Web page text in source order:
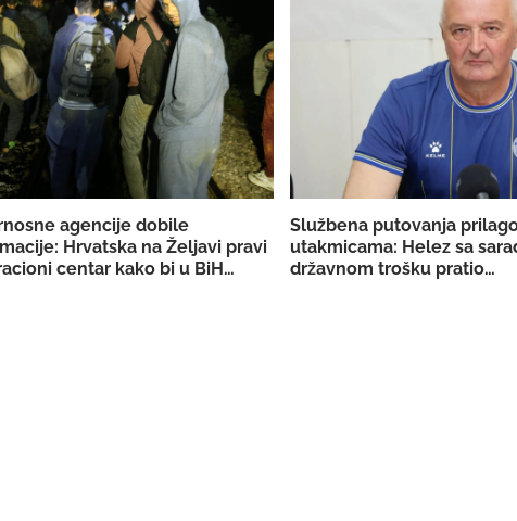
agencije dobile
Hrvatska na Željavi pravi
centar kako bi u BiH
Službena putovanja
utakmicama: Helez sa
državnom trošku pratio